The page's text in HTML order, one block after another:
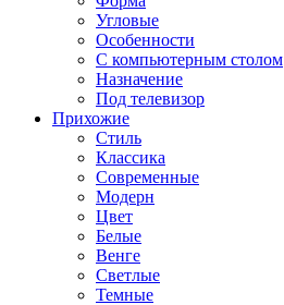
Угловые
Особенности
С компьютерным столом
Назначение
Под телевизор
Прихожие
Стиль
Классика
Современные
Модерн
Цвет
Белые
Венге
Светлые
Темные